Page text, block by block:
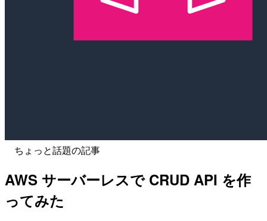
ちょっと話題の記事
AWS サーバーレスで CRUD API を作
ってみた